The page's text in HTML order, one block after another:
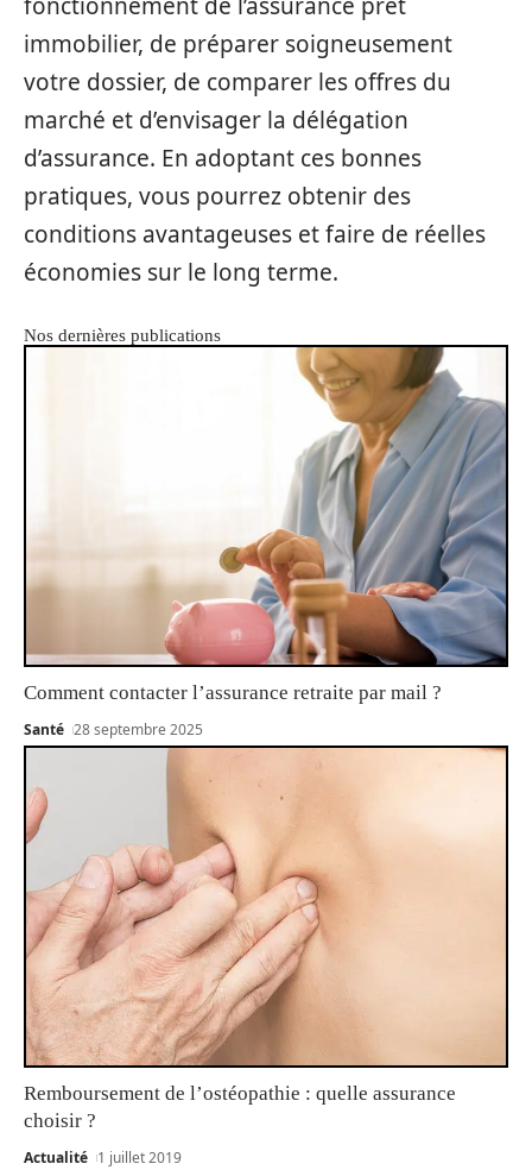
immobilier, de préparer soigneusement
votre dossier, de comparer les offres du
marché et d’envisager la délégation
d’assurance. En adoptant ces bonnes
pratiques, vous pourrez obtenir des
conditions avantageuses et faire de réelles
économies sur le long terme.
Nos dernières publications
Comment contacter l’assurance retraite par mail ?
Santé 28 septembre 2025
Remboursement de l’ostéopathie : quelle assurance
choisir ?
Actualité 1 juillet 2019